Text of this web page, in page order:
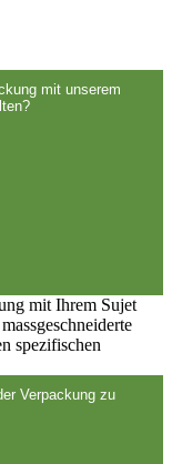
mit unserem
mit Ihrem Sujet
spezifischen
Verpackung zu